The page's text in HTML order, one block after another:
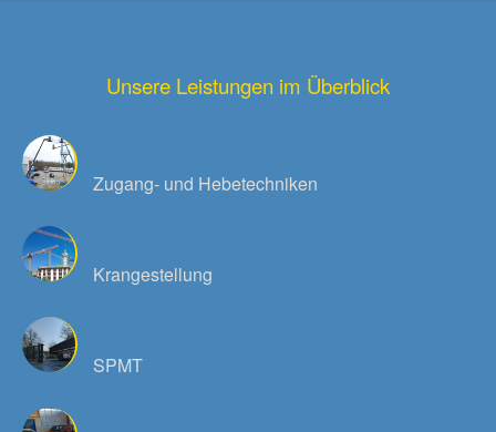
Unsere Leistungen im Überblick
Zugang- und Hebetechniken
Krangestellung
SPMT